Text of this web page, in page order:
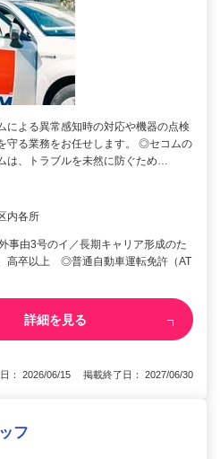
による異常感知時の対応や機器の点検
守る業務をお任せします。 ◎セコムの
は、トラブルを未然に防ぐため…
内各所
事由3号のイ／長期キャリア形成のた
高卒以上 ◎普通自動車運転免許（AT
詳細を見る
： 2026/06/15 掲載終了日： 2027/06/30
フ